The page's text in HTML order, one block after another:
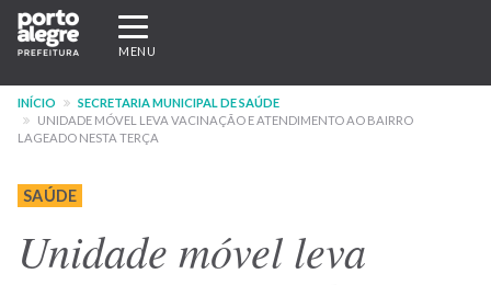
Pular
para
conteúdo
principal
Expandir/recolher
navegação
MENU
INÍCIO
SECRETARIA MUNICIPAL DE SAÚDE
UNIDADE MÓVEL LEVA VACINAÇÃO E ATENDIMENTO AO BAIRRO
LAGEADO NESTA TERÇA
SAÚDE
Unidade móvel leva